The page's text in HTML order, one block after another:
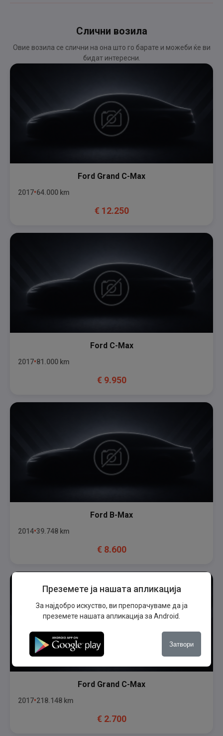
Слични возила
Овие возила се слични на она што го барате и можеби ќе ви
бидат интересни.
Ford Grand C-Max
2017 64.000 km
€ 12.250
Ford C-Max
2017 81.000 km
€ 9.950
Ford B-Max
2014 39.748 km
€ 8.600
Ford Grand C-Max
2017 218.148 km
€ 2.700
Преземете ја нашата апликација
За најдобро искуство, ви препорачуваме да ја
преземете нашата апликација за Android.
Затвори